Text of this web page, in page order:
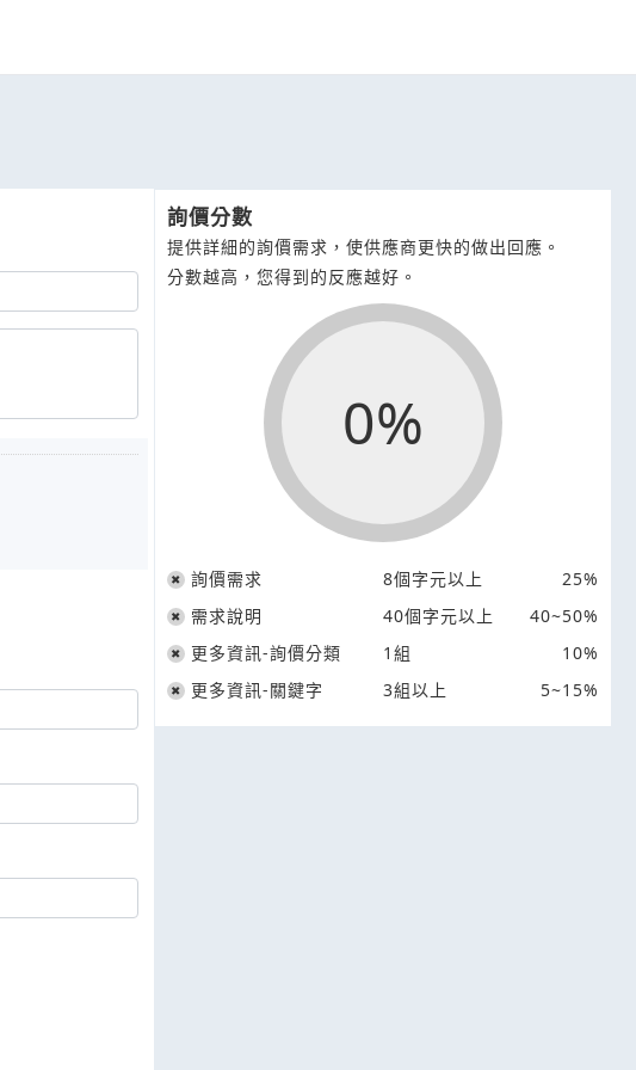
詢價分數
提供詳細的詢價需求，使供應商更快的做出回應。
分數越高，您得到的反應越好。
0%
詢價需求 8個字元以上
25%
需求說明
40個字元以上
40~50%
更多資訊-詢價分類
1組
10%
更多資訊-關鍵字
3組以上 5~15%